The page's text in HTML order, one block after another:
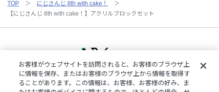
TOP
にじさんじ 8th with cake！
【にじさんじ 8th with cake！】アクリルブロックセット
ご利用規約 特定商取引法に基づく表記
お客様がウェブサイトを訪問されると、お客様のブラウザ上
に情報を保存、またはお客様のブラウザ上から情報を取得す
ることがあります。この情報は、お客様、お客様の好み、ま